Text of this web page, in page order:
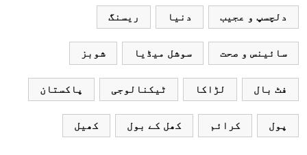
دلچسپ و عجیب دنیا ریسنگ
سائینس و صحت سوشل میڈیا شوبز
فٹ بال لڑاکا ٹیکنالوجی پاکستان
پول کرائم کھل کے بول کھیل